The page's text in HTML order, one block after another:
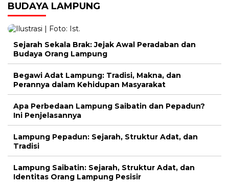
BUDAYA LAMPUNG
Sejarah Sekala Brak: Jejak Awal Peradaban dan
Budaya Orang Lampung
Begawi Adat Lampung: Tradisi, Makna, dan
Perannya dalam Kehidupan Masyarakat
Apa Perbedaan Lampung Saibatin dan Pepadun?
Ini Penjelasannya
Lampung Pepadun: Sejarah, Struktur Adat, dan
Tradisi
Lampung Saibatin: Sejarah, Struktur Adat, dan
Identitas Orang Lampung Pesisir